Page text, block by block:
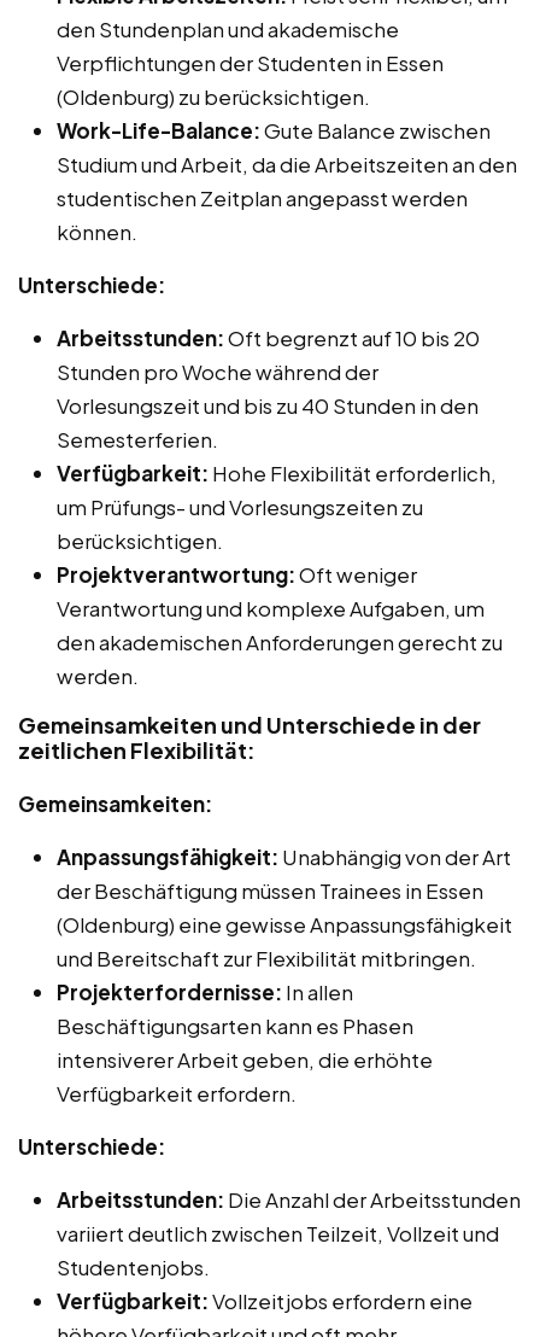
den Stundenplan und akademische
Verpflichtungen der Studenten in Essen
(Oldenburg) zu berücksichtigen.
Work-Life-Balance:Gute Balance zwischen
Studium und Arbeit, da die Arbeitszeiten an den
studentischen Zeitplan angepasst werden
können.
Unterschiede:
Arbeitsstunden:Oft begrenzt auf 10 bis 20
Stunden pro Woche während der
Vorlesungszeit und bis zu 40 Stunden in den
Semesterferien.
Verfügbarkeit: Hohe Flexibilität erforderlich,
um Prüfungs- und Vorlesungszeiten zu
berücksichtigen.
Projektverantwortung:Oft weniger
Verantwortung und komplexe Aufgaben, um
den akademischen Anforderungen gerecht zu
werden.
Gemeinsamkeiten und Unterschiede in der
zeitlichen Flexibilität:
Gemeinsamkeiten:
Anpassungsfähigkeit: Unabhängig von der Art
der Beschäftigung müssen Trainees in Essen
(Oldenburg) eine gewisse Anpassungsfähigkeit
und Bereitschaft zur Flexibilität mitbringen.
Projekterfordernisse: In allen
Beschäftigungsarten kann es Phasen
intensiverer Arbeit geben, die erhöhte
Verfügbarkeit erfordern.
Unterschiede:
Arbeitsstunden: Die Anzahl der Arbeitsstunden
variiert deutlich zwischen Teilzeit, Vollzeit und
Studentenjobs.
Verfügbarkeit:Vollzeitjobs erfordern eine